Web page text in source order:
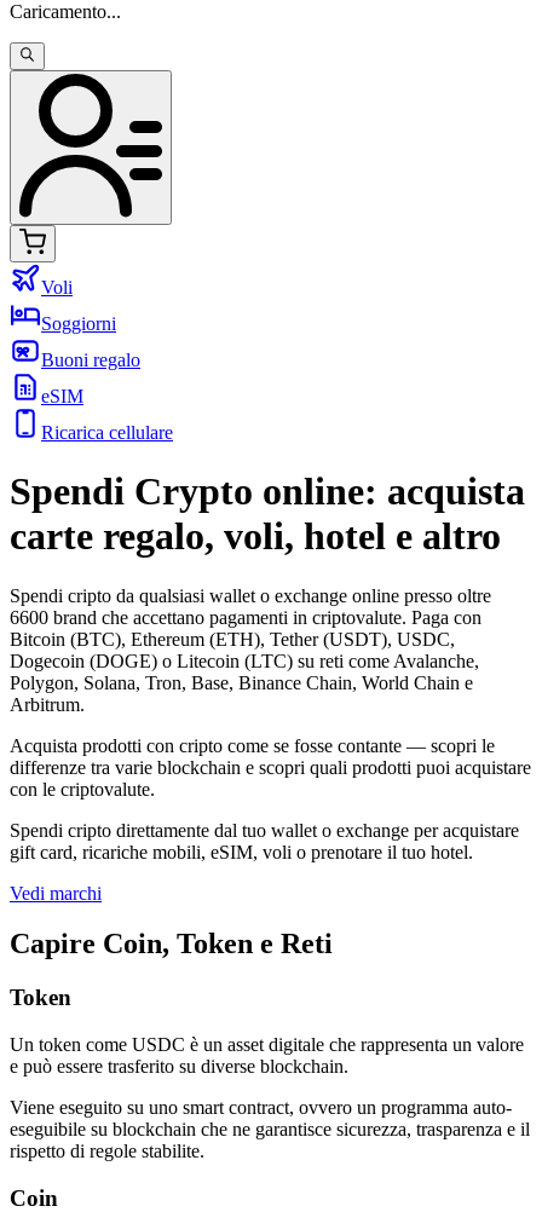
Caricamento...
Voli
Soggiorni
Buoni regalo
eSIM
Ricarica cellulare
Spendi Crypto online: acquista
carte regalo, voli, hotel e altro
Spendi cripto da qualsiasi wallet o exchange online presso oltre
6600 brand che accettano pagamenti in criptovalute. Paga con
Bitcoin (BTC), Ethereum (ETH), Tether (USDT), USDC,
Dogecoin (DOGE) o Litecoin (LTC) su reti come Avalanche,
Polygon, Solana, Tron, Base, Binance Chain, World Chain e
Arbitrum.
Acquista prodotti con cripto come se fosse contante — scopri le
differenze tra varie blockchain e scopri quali prodotti puoi acquistare
con le criptovalute.
Spendi cripto direttamente dal tuo wallet o exchange per acquistare
gift card, ricariche mobili, eSIM, voli o prenotare il tuo hotel.
Vedi marchi
Capire Coin, Token e Reti
Token
Un token come USDC è un asset digitale che rappresenta un valore
e può essere trasferito su diverse blockchain.
Viene eseguito su uno smart contract, ovvero un programma auto-
eseguibile su blockchain che ne garantisce sicurezza, trasparenza e il
rispetto di regole stabilite.
Coin